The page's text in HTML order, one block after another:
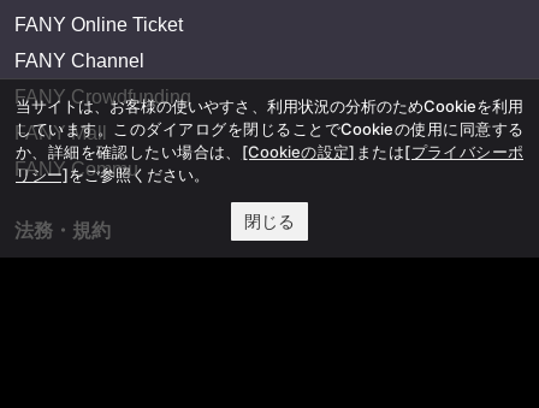
FANY Online Ticket
FANY Channel
FANY Crowdfunding
FANY Mall
FANY Commu
法務・規約
当サイトは、お客様の使いやすさ、利用状況の分析のためCookieを利用
しています。このダイアログを閉じることでCookieの使用に同意する
か、詳細を確認したい場合は、 [Cookieの設定] または[プライバシーポ
リシー]をご参照ください。
閉じる